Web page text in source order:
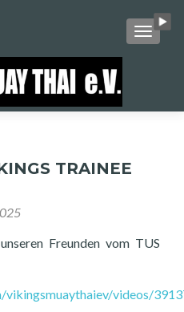
TRAINEE
Freunden vom TUS
videos/